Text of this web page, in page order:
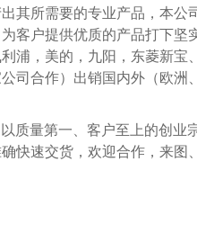
其所需要的专业产品，本公
客户提供优质的产品打下坚
浦，美的，九阳，东菱新宝、
司合作）出销国内外（欧洲、
质量第一、客户至上的创业
快速交货，欢迎合作，来图、